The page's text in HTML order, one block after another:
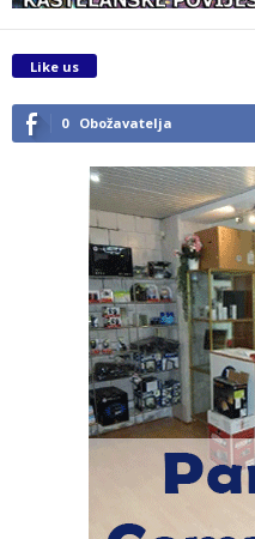
Like us
0 Obožavatelja